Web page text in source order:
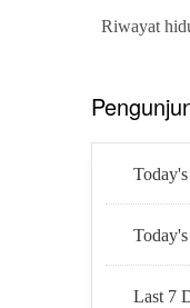
Riwayat
Last 7